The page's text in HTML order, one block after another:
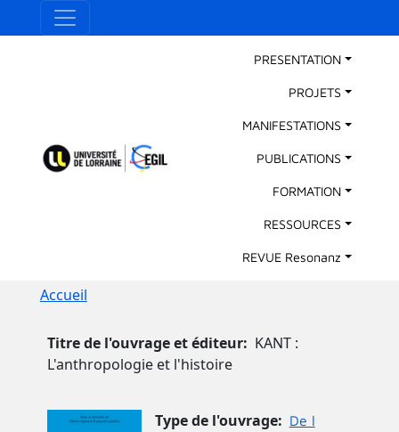
Aller au contenu principal
Main Navigation
PRESENTATION
PROJETS
MANIFESTATIONS
PUBLICATIONS
FORMATION
RESSOURCES
REVUE Resonanz
Fil d'Ariane
Accueil
Titre de l'ouvrage et éditeur
KANT :
L'anthropologie et l'histoire
Image de couvertureType de l'ouvrage
De l
Panneau de gestion des cookies